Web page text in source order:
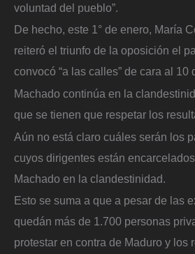
voluntad del pueblo”.
De hecho, este 1° de enero, María
reiteró el triunfo de la oposición el
convocó “a las calles” de cara al 10
Machado continúa en la
que se tienen que respetar los
Aún no está claro cuáles serán los
cuyos dirigentes están
Machado en la clandestinidad.
Esto se suma a que a pesar de las
quedán más de 1.700 personas
protestar en contra de Maduro y los